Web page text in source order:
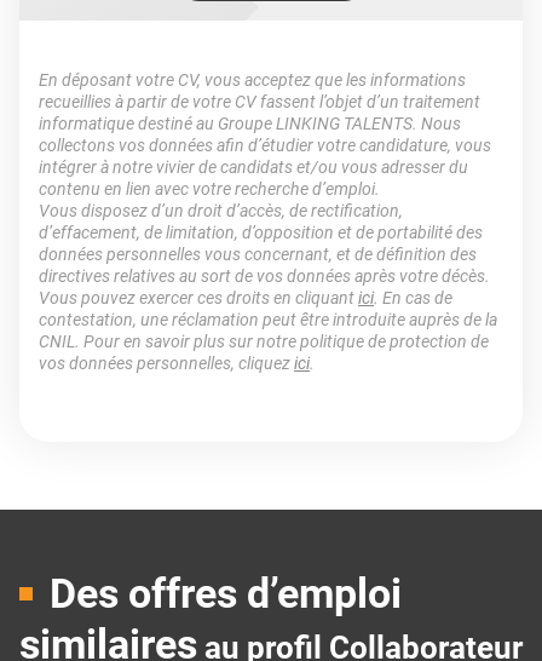
En déposant votre CV, vous acceptez que les informations
recueillies à partir de votre CV fassent l’objet d’un traitement
informatique destiné au Groupe LINKING TALENTS. Nous
collectons vos données afin d’étudier votre candidature, vous
intégrer à notre vivier de candidats et/ou vous adresser du
contenu en lien avec votre recherche d’emploi.
Vous disposez d’un droit d’accès, de rectification,
d’effacement, de limitation, d’opposition et de portabilité des
données personnelles vous concernant, et de définition des
directives relatives au sort de vos données après votre décès.
Vous pouvez exercer ces droits en cliquantici. En cas de
contestation, une réclamation peut être introduite auprès de la
CNIL. Pour en savoir plus sur notre politique de protection de
vos données personnelles, cliquezici.
Des offres d’emploi
similaires au profil Collaborateur